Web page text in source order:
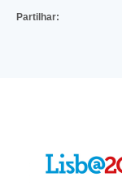
Partilhar: